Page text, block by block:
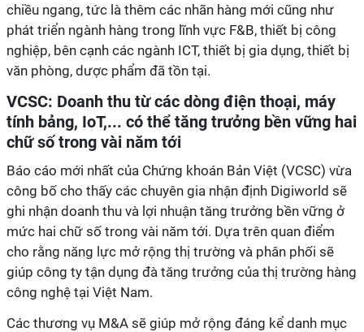
chiều ngang, tức là thêm các nhãn hàng mới cũng như
phát triển ngành hàng trong lĩnh vực F&B, thiết bị công
nghiệp, bên cạnh các ngành ICT, thiết bị gia dụng, thiết bị
văn phòng, dược phẩm đã tồn tại.
VCSC: Doanh thu từ các dòng điện thoại, máy
tính bảng, IoT,... có thể tăng trưởng bền vững hai
chữ số trong vài năm tới
Báo cáo mới nhất của Chứng khoán Bản Việt (VCSC) vừa
công bố cho thấy các chuyên gia nhận định Digiworld sẽ
ghi nhận doanh thu và lợi nhuận tăng trưởng bền vững ở
mức hai chữ số trong vài năm tới. Dựa trên quan điểm
cho rằng năng lực mở rộng thị trường và phân phối sẽ
giúp công ty tận dụng đà tăng trưởng của thị trường hàng
công nghệ tại Việt Nam.
Các thương vụ M&A sẽ giúp mở rộng đáng kể danh mục